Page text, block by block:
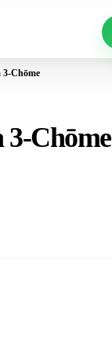
3-Chōme
3-Chōme